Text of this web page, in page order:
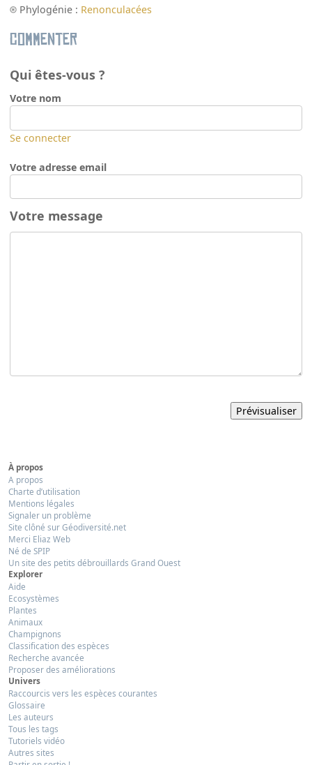
Phylogénie : Renonculacées
Commenter
Qui êtes-vous ?
Votre nom
Se connecter
Votre adresse email
Votre message
À propos
A propos
Charte d’utilisation
Mentions légales
Signaler un problème
Site clôné sur Géodiversité.net
Merci Eliaz Web
Né de SPIP
Un site des petits débrouillards Grand Ouest
Explorer
Aide
Ecosystèmes
Plantes
Animaux
Champignons
Classification des espèces
Recherche avancée
Proposer des améliorations
Univers
Raccourcis vers les espèces courantes
Glossaire
Les auteurs
Tous les tags
Tutoriels vidéo
Autres sites